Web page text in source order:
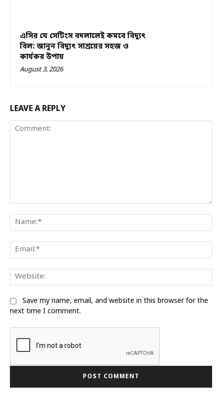
এসির যে সেটিংস বদলালেই কমবে বিদ্যুৎ
বিল: জানুন বিদ্যুৎ সাশ্রয়ের সহজ ও
কার্যকর উপায়
August 3, 2026
LEAVE A REPLY
Save my name, email, and website in this browser for the
next time I comment.